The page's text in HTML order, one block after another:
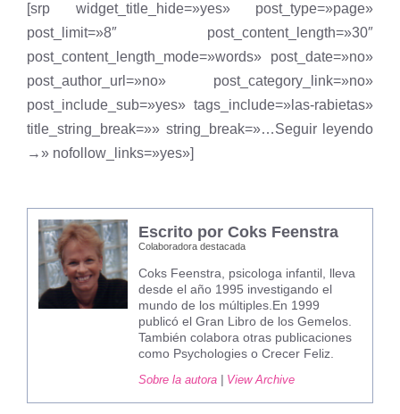
[srp widget_title_hide=»yes» post_type=»page»
post_limit=»8″ post_content_length=»30″
post_content_length_mode=»words» post_date=»no»
post_author_url=»no» post_category_link=»no»
post_include_sub=»yes» tags_include=»las-rabietas»
title_string_break=»» string_break=»…Seguir leyendo
→» nofollow_links=»yes»]
Escrito por Coks Feenstra
Colaboradora destacada
Coks Feenstra, psicologa infantil, lleva
desde el año 1995 investigando el
mundo de los múltiples.En 1999
publicó el Gran Libro de los Gemelos.
También colabora otras publicaciones
como Psychologies o Crecer Feliz.
Sobre la autora | View Archive